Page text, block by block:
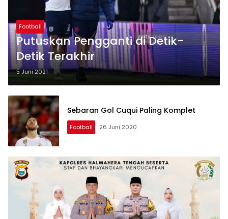
Football
Putuskan Pengganti di Detik-
Detik Terakhir
5 Juni 2021
Sebaran Gol Cuqui Paling Komplet
Football 26 Juni 2020